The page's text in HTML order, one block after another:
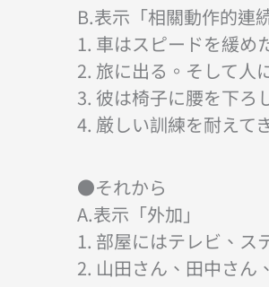
B.表示「相關動作的連続
1. 車はスピードを緩め
2. 旅に出る。そして人
3. 彼は椅子に腰を下ろ
4. 厳しい訓練を耐えて
●それから
A.表示「外加」
1. 部屋にはテレビ、ス
2. 山田さん、田中さん